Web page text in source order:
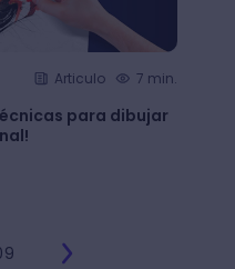
Articulo 7 min.
para dibujar